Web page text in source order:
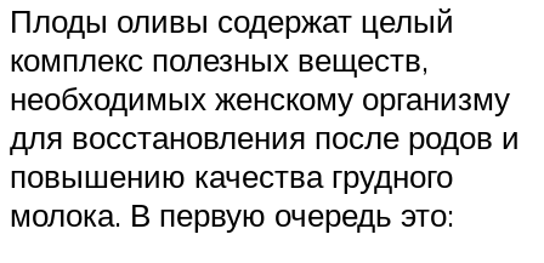
Плоды оливы содержат целый
комплекс полезных веществ,
необходимых женскому организму
для восстановления после родов и
повышению качества грудного
молока. В первую очередь это: